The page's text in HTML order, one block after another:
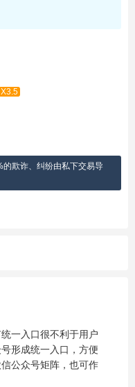
X3.5
欺诈、纠纷由私下交易导
一入口很不利于用户
形成统一入口，方便
公众号矩阵，也可作